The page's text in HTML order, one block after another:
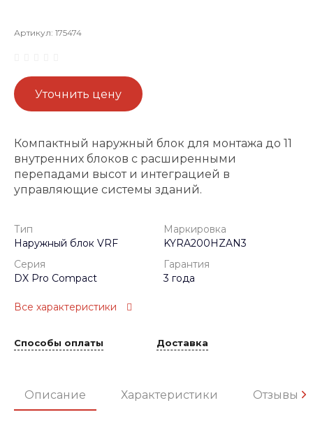
Артикул: 175474
Уточнить цену
Компактный наружный блок для монтажа до 11
внутренних блоков с расширенными
перепадами высот и интеграцией в
управляющие системы зданий.
Тип
Наружный блок VRF
Маркировка
KYRA200HZAN3
Серия
DX Pro Compact
Гарантия
3 года
Все характеристики
Способы оплаты Доставка
Описание Характеристики Отзывы